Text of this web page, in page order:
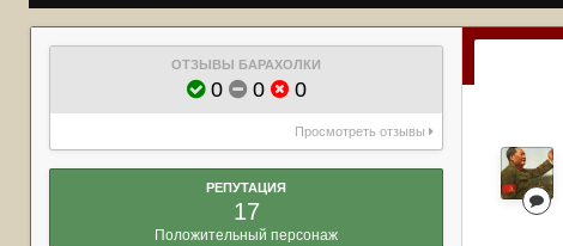
ОТЗЫВЫ БАРАХОЛКИ
0 0 0
Просмотреть отзывы
РЕПУТАЦИЯ
17
Положительный персонаж